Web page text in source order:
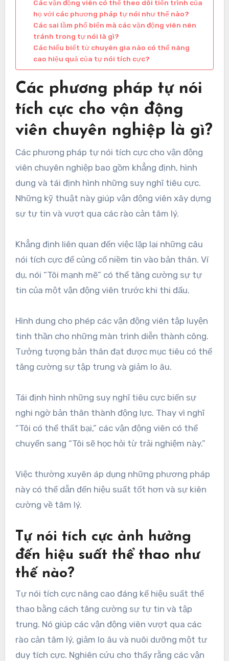
Các vận động viên có thể theo dõi tiến trình của
họ với các phương pháp tự nói như thế nào?
Các sai lầm phổ biến mà các vận động viên nên
tránh trong tự nói là gì?
Các hiểu biết từ chuyên gia nào có thể nâng
cao hiệu quả của tự nói tích cực?
Các phương pháp tự nói
tích cực cho vận động
viên chuyên nghiệp là gì?
Các phương pháp tự nói tích cực cho vận động
viên chuyên nghiệp bao gồm khẳng định, hình
dung và tái định hình những suy nghĩ tiêu cực.
Những kỹ thuật này giúp vận động viên xây dựng
sự tự tin và vượt qua các rào cản tâm lý.
Khẳng định liên quan đến việc lặp lại những câu
nói tích cực để củng cố niềm tin vào bản thân. Ví
dụ, nói “Tôi mạnh mẽ” có thể tăng cường sự tự
tin của một vận động viên trước khi thi đấu.
Hình dung cho phép các vận động viên tập luyện
tinh thần cho những màn trình diễn thành công.
Tưởng tượng bản thân đạt được mục tiêu có thể
tăng cường sự tập trung và giảm lo âu.
Tái định hình những suy nghĩ tiêu cực biến sự
nghi ngờ bản thân thành động lực. Thay vì nghĩ
“Tôi có thể thất bại,” các vận động viên có thể
chuyển sang “Tôi sẽ học hỏi từ trải nghiệm này.”
Việc thường xuyên áp dụng những phương pháp
này có thể dẫn đến hiệu suất tốt hơn và sự kiên
cường về tâm lý.
Tự nói tích cực ảnh hưởng
đến hiệu suất thể thao như
thế nào?
Tự nói tích cực nâng cao đáng kể hiệu suất thể
thao bằng cách tăng cường sự tự tin và tập
trung. Nó giúp các vận động viên vượt qua các
rào cản tâm lý, giảm lo âu và nuôi dưỡng một tư
duy tích cực. Nghiên cứu cho thấy rằng các vận